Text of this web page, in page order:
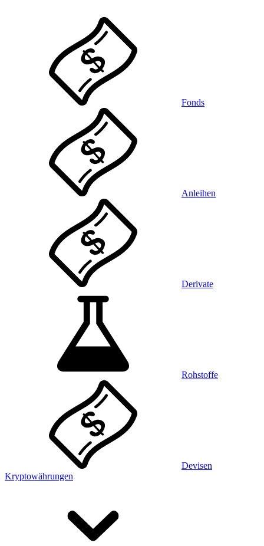
Fonds
Anleihen
Derivate
Rohstoffe
Devisen
Kryptowährungen